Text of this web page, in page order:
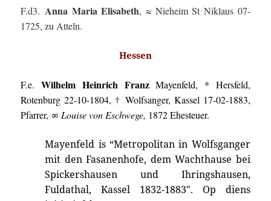
F.d3.Anna Maria Elisabeth, ≈ Nieheim St Niklaus 07-
1725, zu Atteln.
Hessen
F.e.Wilhelm Heinrich FranzMayenfeld, * Hersfeld,
Rotenburg 22-10-1804, † Wolfsanger, Kassel 17-02-1883,
Pfarrer, ∞Louise von Eschwege, 1872 Ehesteuer.
Mayenfeld is “Metropolitan in Wolfsganger
mit den Fasanenhofe, dem Wachthause bei
Spickershausen und Ihringshausen,
Fuldathal, Kassel 1832-1883″. Op diens